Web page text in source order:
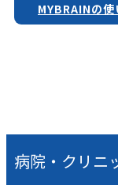
MYBRAINの使
病院・クリニ